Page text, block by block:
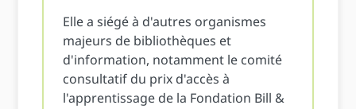
Elle a siégé à d'autres organismes
majeurs de bibliothèques et
d'information, notamment le comité
consultatif du prix d'accès à
l'apprentissage de la Fondation Bill &